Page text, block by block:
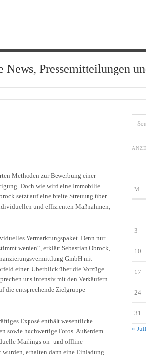
News, Pressemitteilungen
Methoden zur Bewerbung einer
Doch wie wird eine Immobilie
setzt auf eine breite Streuung über
und effizienten Maßnahmen,
Vermarktungspaket. Denn nur
werden“, erklärt Sebastian Obrock,
GmbH mit
einen Überblick über die Vorzüge
uns intensiv mit den Verkäufern.
die entsprechende Zielgruppe
Exposé enthält wesentliche
sowie hochwertige Fotos. Außerdem
Mailings on- und offline
erhalten dann eine Einladung
M
3
10
17
24
31
« Juli